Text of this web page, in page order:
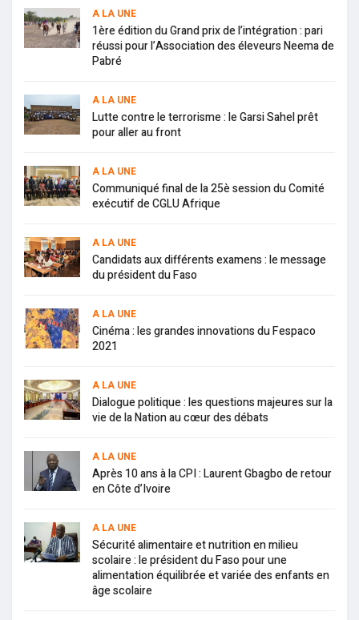
A LA UNE
1ère édition du Grand prix de l’intégration : pari
réussi pour l’Association des éleveurs Neema de
Pabré
A LA UNE
Lutte contre le terrorisme : le Garsi Sahel prêt
pour aller au front
A LA UNE
Communiqué final de la 25è session du Comité
exécutif de CGLU Afrique
A LA UNE
Candidats aux différents examens : le message
du président du Faso
A LA UNE
Cinéma : les grandes innovations du Fespaco
2021
A LA UNE
Dialogue politique : les questions majeures sur la
vie de la Nation au cœur des débats
A LA UNE
Après 10 ans à la CPI : Laurent Gbagbo de retour
en Côte d’Ivoire
A LA UNE
Sécurité alimentaire et nutrition en milieu
scolaire : le président du Faso pour une
alimentation équilibrée et variée des enfants en
âge scolaire